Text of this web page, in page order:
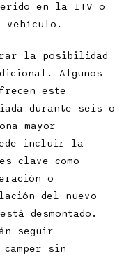
en la ITV o
vehículo.
la posibilidad
Algunos
este
durante seis o
mayor
incluir la
clave como
o
del nuevo
desmontado.
seguir
sin